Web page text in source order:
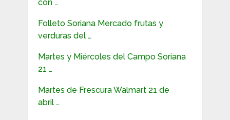
con …
Folleto Soriana Mercado frutas y
verduras del …
Martes y Miércoles del Campo Soriana
21 …
Martes de Frescura Walmart 21 de
abril …